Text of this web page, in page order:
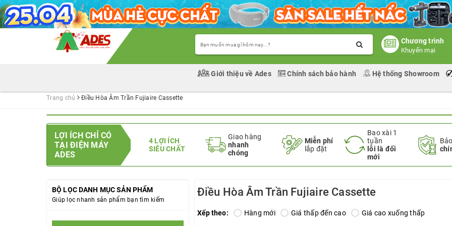
Chương trình
Khuyến mại
Giới thiệu về Ades Chính sách bảo hành Hệ thống Showroom
Trang chủ Điều Hòa Âm Trần Fujiaire Cassette
LỢI ÍCH CHỈ CÓ
TẠI ĐIỆN MÁY
ADES
4 LỢI ÍCH
SIÊU CHẤT
Giao hàng
nhanh
chóng
Miễn phí
lắp đặt
Bao xài 1
tuần
lỗi là đổi
mới
BỘ LỌC DANH MỤC SẢN PHẨM
Giúp lọc nhanh sản phẩm bạn tìm kiếm
Điều Hòa Âm Trần Fujiaire Cassette
Xếp theo: Hàng mới Giá thấp đến cao Giá cao xuống thấp